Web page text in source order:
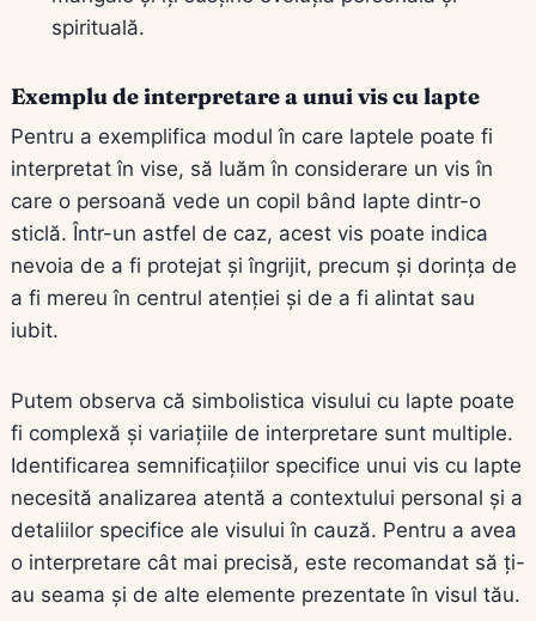
spirituală.
Exemplu de interpretare a unui vis cu lapte
Pentru a exemplifica modul în care laptele poate fi
interpretat în vise, să luăm în considerare un vis în
care o persoană vede un copil bând lapte dintr-o
sticlă. Într-un astfel de caz, acest vis poate indica
nevoia de a fi protejat și îngrijit, precum și dorința de
a fi mereu în centrul atenției și de a fi alintat sau
iubit.
Putem observa că simbolistica visului cu lapte poate
fi complexă și variațiile de interpretare sunt multiple.
Identificarea semnificațiilor specifice unui vis cu lapte
necesită analizarea atentă a contextului personal și a
detaliilor specifice ale visului în cauză. Pentru a avea
o interpretare cât mai precisă, este recomandat să ți-
au seama și de alte elemente prezentate în visul tău.